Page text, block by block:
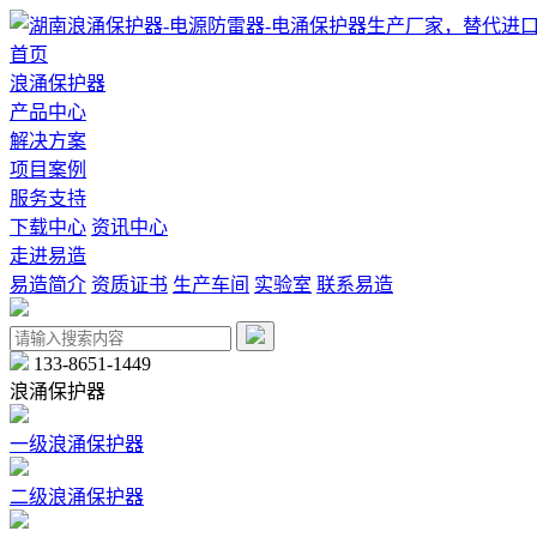
首页
浪涌保护器
产品中心
解决方案
项目案例
服务支持
下载中心 资讯中心
走进易造
易造简介 资质证书 生产车间 实验室 联系易造
133-8651-1449
浪涌保护器
一级浪涌保护器
二级浪涌保护器